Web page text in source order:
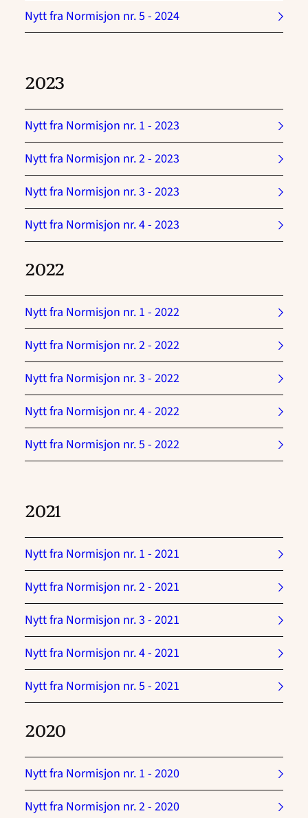
Nytt fra Normisjon nr. 5 - 2024
2023
Nytt fra Normisjon nr. 1 - 2023
Nytt fra Normisjon nr. 2 - 2023
Nytt fra Normisjon nr. 3 - 2023
Nytt fra Normisjon nr. 4 - 2023
2022
Nytt fra Normisjon nr. 1 - 2022
Nytt fra Normisjon nr. 2 - 2022
Nytt fra Normisjon nr. 3 - 2022
Nytt fra Normisjon nr. 4 - 2022
Nytt fra Normisjon nr. 5 - 2022
2021
Nytt fra Normisjon nr. 1 - 2021
Nytt fra Normisjon nr. 2 - 2021
Nytt fra Normisjon nr. 3 - 2021
Nytt fra Normisjon nr. 4 - 2021
Nytt fra Normisjon nr. 5 - 2021
2020
Nytt fra Normisjon nr. 1 - 2020
Nytt fra Normisjon nr. 2 - 2020